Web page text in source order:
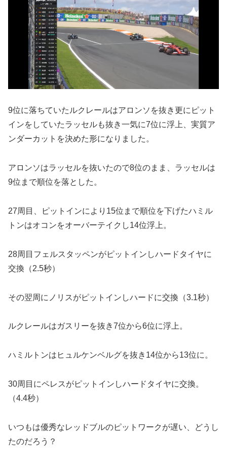
9位に落ちていたルクレールはアロンソを抜き更にピット
インをしていたラッセルも抜き一気に7位に浮上、実質ア
ンダーカットを決めた形になりました。
アロンソはラッセルを抜いたので8位のまま、ラッセルは
9位まで順位を落とした。
27周目、ピットインにより15位まで順位を下げたハミル
トンはオコンをオーバーテイクし14位浮上。
28周目フェルスタッペンがピットインしハードタイヤに
交換（2.5秒）
その翌周にノリスがピットインしハードに交換（3.1秒）
ルクレールはガスリーを抜き7位から6位に浮上。
ハミルトンはヒュルケンベルグを抜き14位から13位に。
30周目にペレスがピットインしハードタイヤに交換。
（4.4秒）
いつもは優秀なレッドブルのピットワークが遅い、どうし
たのだろう？